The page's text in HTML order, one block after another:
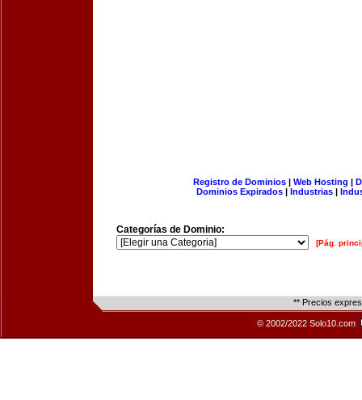
Registro de Dominios| Web Hosting |
Dominios Expirados | Industrias |
Categorías de Dominio:
[Pág.
** Precios
© 2002/2022 Solo10.com